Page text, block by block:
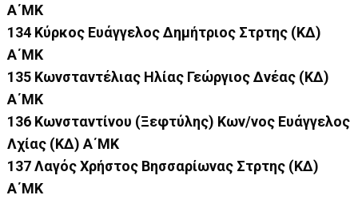
Α΄ΜΚ
134 Κύρκος Ευάγγελος Δημήτριος Στρτης (ΚΔ)
Α΄ΜΚ
135 Κωνσταντέλιας Ηλίας Γεώργιος Δνέας (ΚΔ)
Α΄ΜΚ
136 Κωνσταντίνου (Ξεφτύλης) Κων/νος Ευάγγελος
Λχίας (ΚΔ) Α΄ΜΚ
137 Λαγός Χρήστος Βησσαρίωνας Στρτης (ΚΔ)
Α΄ΜΚ